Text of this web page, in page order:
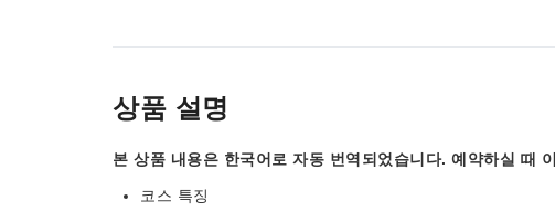
상품 설명
본 상품 내용은 한국어로 자동 번역되었습니다. 예약하실 때
코스 특징